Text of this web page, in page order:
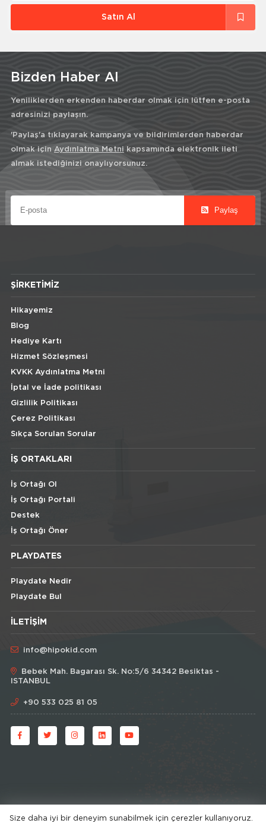
Satın Al
Bizden Haber Al
Yeniliklerden erkenden haberdar olmak için lütfen e-posta
adresinizi paylaşın.
'Paylaş'a tıklayarak kampanya ve bildirimlerden haberdar
olmak için Aydınlatma Metni kapsamında elektronik ileti
almak istediğinizi onaylıyorsunuz.
Paylaş
ŞIRKETIMIZ
Hikayemiz
Blog
Hediye Kartı
Hizmet Sözleşmesi
KVKK Aydınlatma Metni
İptal ve İade politikası
Gizlilik Politikası
Çerez Politikası
Sıkça Sorulan Sorular
İŞ ORTAKLARI
İş Ortağı Ol
İş Ortağı Portali
Destek
İş Ortağı Öner
PLAYDATES
Playdate Nedir
Playdate Bul
İLETIŞIM
info@hipokid.com
Bebek Mah. Bagarası Sk. No:5/6 34342 Besiktas -
ISTANBUL
+90 533 025 81 05
Size daha iyi bir deneyim sunabilmek için çerezler kullanıyoruz.